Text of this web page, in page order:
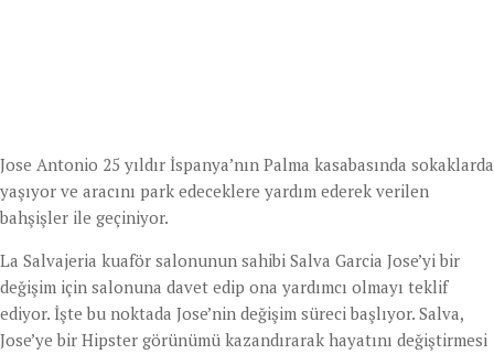
Jose Antonio 25 yıldır İspanya’nın Palma kasabasında sokaklarda
yaşıyor ve aracını park edeceklere yardım ederek verilen
bahşişler ile geçiniyor.
La Salvajeria kuaför salonunun sahibi Salva Garcia Jose’yi bir
değişim için salonuna davet edip ona yardımcı olmayı teklif
ediyor. İşte bu noktada Jose’nin değişim süreci başlıyor. Salva,
Jose’ye bir Hipster görünümü kazandırarak hayatını değiştirmesi